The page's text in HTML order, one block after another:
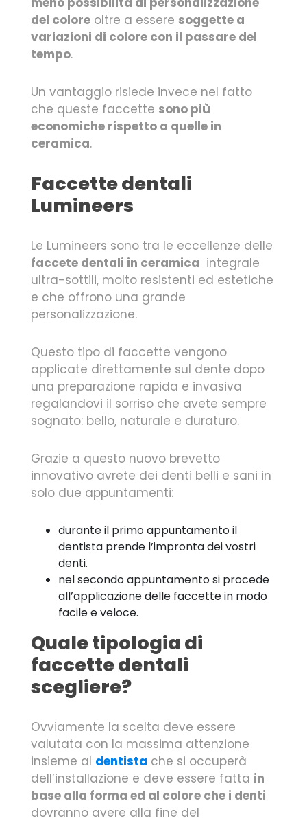
del colore oltre a essere soggette a
variazioni di colore con il passare del
tempo.
Un vantaggio risiede invece nel fatto
che queste faccette sono più
economiche rispetto a quelle in
ceramica.
Faccette dentali
Lumineers
Le Lumineers sono tra le eccellenze delle
faccete dentali in ceramica integrale
ultra-sottili, molto resistenti ed estetiche
e che offrono una grande
personalizzazione.
Questo tipo di faccette vengono
applicate direttamente sul dente dopo
una preparazione rapida e invasiva
regalandovi il sorriso che avete sempre
sognato: bello, naturale e duraturo.
Grazie a questo nuovo brevetto
innovativo avrete dei denti belli e sani in
solo due appuntamenti:
durante il primo appuntamento il
dentista prende l’impronta dei vostri
denti.
nel secondo appuntamento si procede
all’applicazione delle faccette in modo
facile e veloce.
Quale tipologia di
faccette dentali
scegliere?
Ovviamente la scelta deve essere
valutata con la massima attenzione
insieme al dentista che si occuperà
dell’installazione e deve essere fatta in
base alla forma ed al colore che i denti
dovranno avere alla fine del